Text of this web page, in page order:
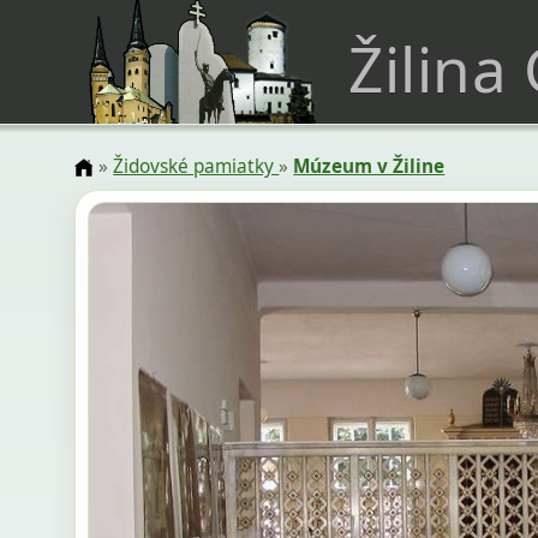
Žilina
»Židovské pamiatky» Múzeum v Žiline